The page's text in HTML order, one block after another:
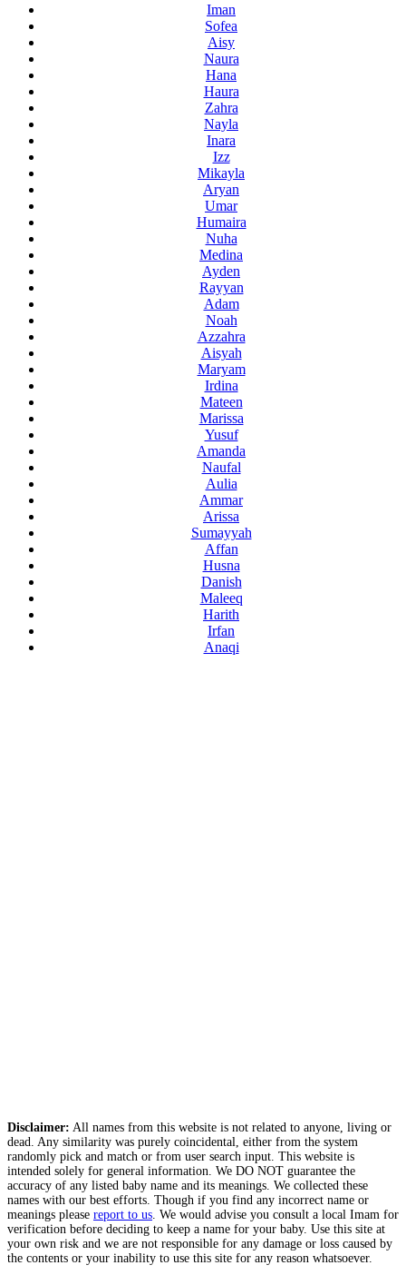
Iman
Sofea
Aisy
Naura
Hana
Haura
Zahra
Nayla
Inara
Izz
Mikayla
Aryan
Umar
Humaira
Nuha
Medina
Ayden
Rayyan
Adam
Noah
Azzahra
Aisyah
Maryam
Irdina
Mateen
Marissa
Yusuf
Amanda
Naufal
Aulia
Ammar
Arissa
Sumayyah
Affan
Husna
Danish
Maleeq
Harith
Irfan
Anaqi
Disclaimer: All names from this website is not related to anyone, living or
dead. Any similarity was purely coincidental, either from the system
randomly pick and match or from user search input. This website is
intended solely for general information. We DO NOT guarantee the
accuracy of any listed baby name and its meanings. We collected these
names with our best efforts. Though if you find any incorrect name or
meanings please report to us . We would advise you consult a local Imam for
verification before deciding to keep a name for your baby. Use this site at
your own risk and we are not responsible for any damage or loss caused by
the contents or your inability to use this site for any reason whatsoever.